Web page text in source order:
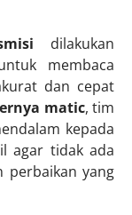
dilakukan
membaca
dan cepat
matic, tim
kepada
agar tidak ada
perbaikan yang